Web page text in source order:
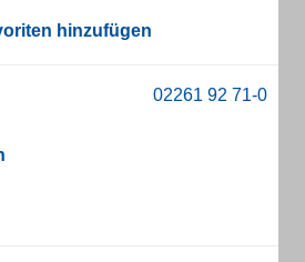
hinzufügen